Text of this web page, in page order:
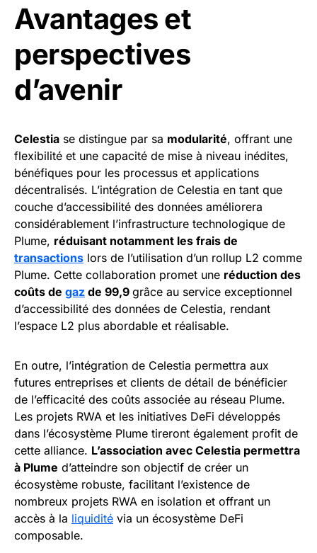
Avantages et
perspectives
d’avenir
Celestia se distingue par sa modularité, offrant une
flexibilité et une capacité de mise à niveau inédites,
bénéfiques pour les processus et applications
décentralisés. L’intégration de Celestia en tant que
couche d’accessibilité des données améliorera
considérablement l’infrastructure technologique de
Plume, réduisant notamment les frais de
transactions lors de l’utilisation d’un rollup L2 comme
Plume. Cette collaboration promet une réduction des
coûts de gaz de 99,9 grâce au service exceptionnel
d’accessibilité des données de Celestia, rendant
l’espace L2 plus abordable et réalisable.
En outre, l’intégration de Celestia permettra aux
futures entreprises et clients de détail de bénéficier
de l’efficacité des coûts associée au réseau Plume.
Les projets RWA et les initiatives DeFi développés
dans l’écosystème Plume tireront également profit de
cette alliance. L’association avec Celestia permettra
à Plume d’atteindre son objectif de créer un
écosystème robuste, facilitant l’existence de
nombreux projets RWA en isolation et offrant un
accès à la liquidité via un écosystème DeFi
composable.